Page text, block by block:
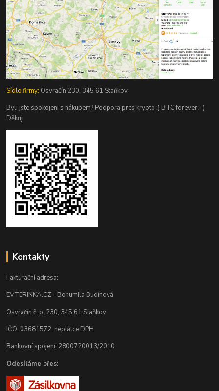
Sídlo firmy: Osvračín 230, 345 61 Staňkov
Byli jste spokojeni s nákupem? Podpora pres krypto :) BTC forever :-)
Děkuji
Kontakty
Fakturační adresa:
EVTERINKA.CZ - Bohumila Budínová
Osvračín č. p. 230, 345 61 Staňkov
IČO: 03681572, neplátce DPH
Bankovní spojení: 2800720013/2010
Odesíláme přes: